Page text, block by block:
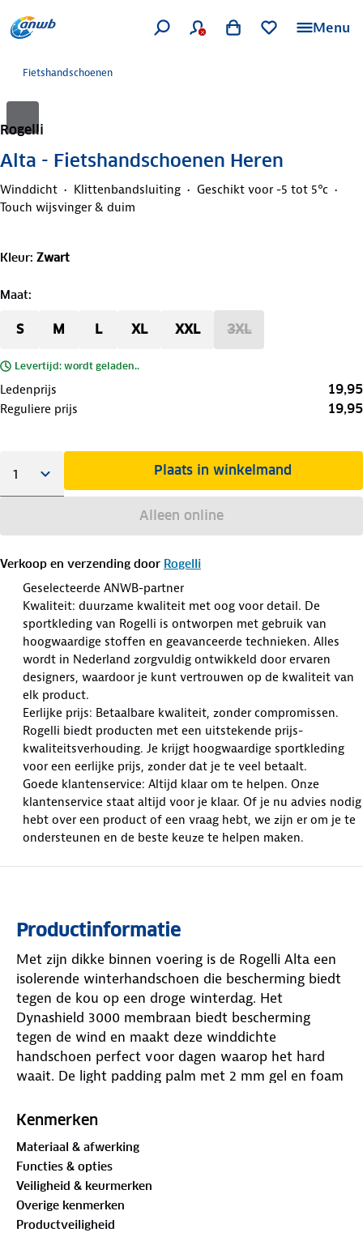
Menu
Fietshandschoenen
Rogelli
Alta - Fietshandschoenen Heren
Winddicht Klittenbandsluiting
Geschikt voor -5 tot 5°c
Touch wijsvinger & duim
Kleur: Zwart
Maat:
S M L XL XXL 3XL
Levertijd: wordt geladen..
Ledenprijs 19,95
Reguliere prijs 19,95
Plaats in winkelmand
Alleen online
Verkoop en verzending door Rogelli
Geselecteerde ANWB-partner
Kwaliteit: duurzame kwaliteit met oog voor detail. De
sportkleding van Rogelli is ontworpen met gebruik van
hoogwaardige stoffen en geavanceerde technieken. Alles
wordt in Nederland zorgvuldig ontwikkeld door ervaren
designers, waardoor je kunt vertrouwen op de kwaliteit van
elk product.
Eerlijke prijs: Betaalbare kwaliteit, zonder compromissen.
Rogelli biedt producten met een uitstekende prijs-
kwaliteitsverhouding. Je krijgt hoogwaardige sportkleding
voor een eerlijke prijs, zonder dat je te veel betaalt.
Goede klantenservice: Altijd klaar om te helpen. Onze
klantenservice staat altijd voor je klaar. Of je nu advies nodig
hebt over een product of een vraag hebt, we zijn er om je te
ondersteunen en de beste keuze te helpen maken.
Productinformatie
Met zijn dikke binnen voering is de Rogelli Alta een
isolerende winterhandschoen die bescherming biedt
tegen de kou op een droge winterdag. Het
Dynashield 3000 membraan biedt bescherming
tegen de wind en maakt deze winddichte
handschoen perfect voor dagen waarop het hard
waait. De light padding palm met 2 mm gel en foam
van een siliconen print zorgt voor voldoende grip.
hoog isolerend vermogen.
Kenmerken
Materiaal & afwerking
Functies & opties
Veiligheid & keurmerken
Overige kenmerken
Productveiligheid